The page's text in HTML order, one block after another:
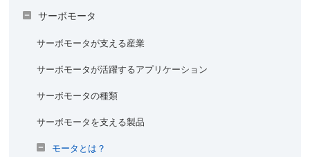
生産
AIピッキング
グ）とは？
AIのソリューションはエッジ領域とIT領域のどちら？
サーボモータ
サーボモータが支える産業
サーボモータが活躍するアプリケーション
サーボモータの種類
サーボモータを支える製品
モータとは？